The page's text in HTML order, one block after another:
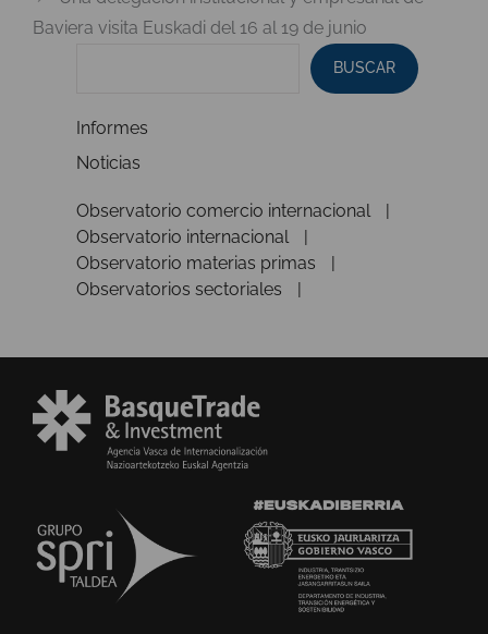
Baviera visita Euskadi del 16 al 19 de junio
BUSCAR
Informes
Noticias
Observatorio comercio internacional
Observatorio internacional
Observatorio materias primas
Observatorios sectoriales